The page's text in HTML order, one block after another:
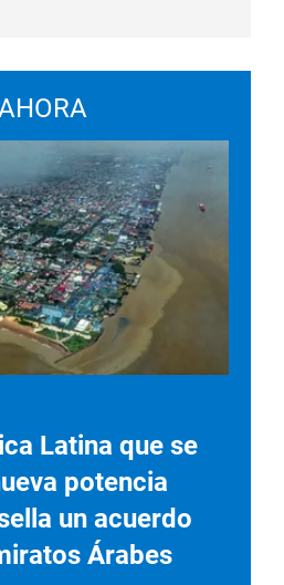
Latina que se
potencia
un acuerdo
Árabes